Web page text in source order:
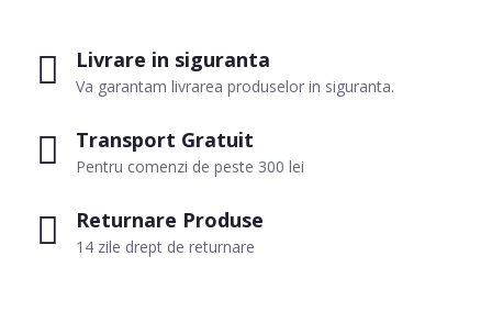
Livrare in siguranta
Va garantam livrarea produselor in siguranta.
Transport Gratuit
Pentru comenzi de peste 300 lei
Returnare Produse
14 zile drept de returnare